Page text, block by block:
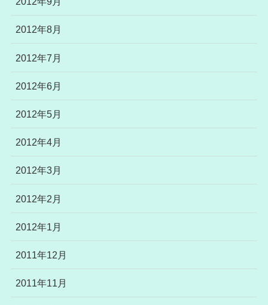
2012年8月
2012年7月
2012年6月
2012年5月
2012年4月
2012年3月
2012年2月
2012年1月
2011年12月
2011年11月